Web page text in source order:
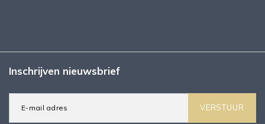
Inschrijven nieuwsbrief
VERSTUUR